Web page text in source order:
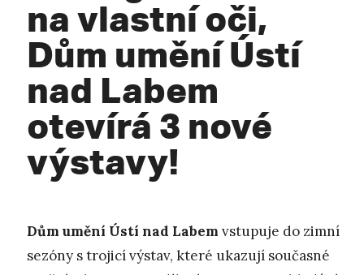
na vlastní oči,
Dům umění Ústí
nad Labem
otevírá 3 nové
výstavy!
Dům umění Ústí nad Labem vstupuje do zimní
sezóny s trojicí výstav, které ukazují současné